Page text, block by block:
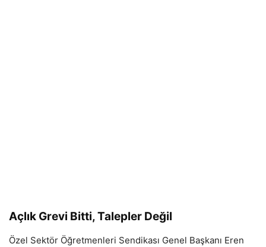
Açlık Grevi Bitti, Talepler Değil
Özel Sektör Öğretmenleri Sendikası Genel Başkanı Eren